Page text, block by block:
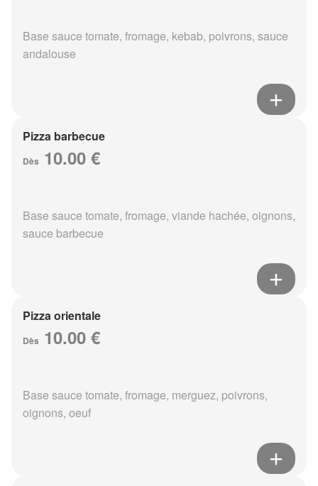
Base sauce tomate, fromage, kebab, poivrons, sauce
andalouse
Pizza barbecue
Dès 10.00 €
Base sauce tomate, fromage, viande hachée, oignons,
sauce barbecue
Pizza orientale
Dès 10.00 €
Base sauce tomate, fromage, merguez, poivrons,
oignons, oeuf